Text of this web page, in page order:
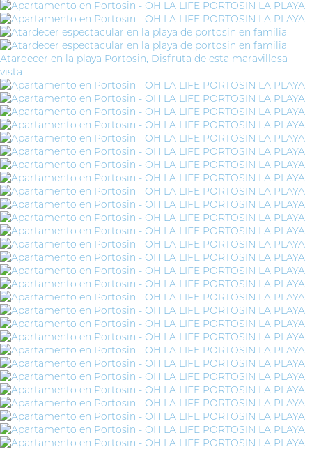
Atardecer en la playa Portosin, Disfruta de esta maravillosa
vista